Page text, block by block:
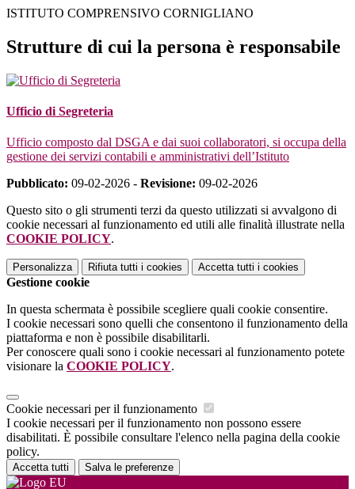
ISTITUTO COMPRENSIVO CORNIGLIANO
Strutture di cui la persona è responsabile
Ufficio di Segreteria
Ufficio composto dal DSGA e dai suoi collaboratori, si occupa della
gestione dei servizi contabili e amministrativi dell’Istituto
Pubblicato: 09-02-2026 - Revisione: 09-02-2026
Questo sito o gli strumenti terzi da questo utilizzati si avvalgono di
cookie necessari al funzionamento ed utili alle finalità illustrate nella
COOKIE POLICY.
Personalizza Rifiuta tutti i cookies Accetta tutti i cookies
Gestione cookie
In questa schermata è possibile scegliere quali cookie consentire.
I cookie necessari sono quelli che consentono il funzionamento della
piattaforma e non è possibile disabilitarli.
Per conoscere quali sono i cookie necessari al funzionamento potete
visionare la COOKIE POLICY.
Cookie necessari per il funzionamento
I cookie necessari per il funzionamento non possono essere
disabilitati. È possibile consultare l'elenco nella pagina della cookie
policy.
Accetta tutti Salva le preferenze